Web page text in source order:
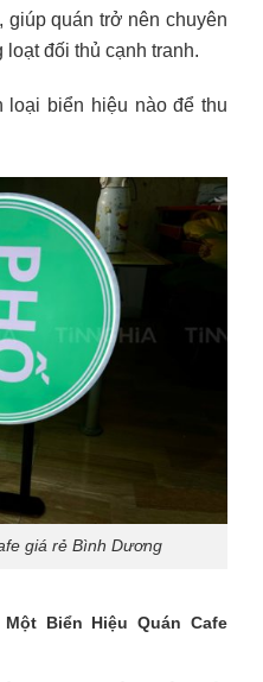
giúp quán trở nên chuyên
đối thủ cạnh tranh.
loại biển hiệu nào để thu
giá rẻ Bình Dương
Biển Hiệu Quán Cafe